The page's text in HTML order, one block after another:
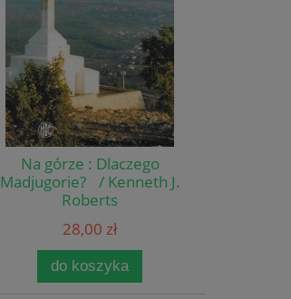
Na górze : Dlaczego
Madjugorie? / Kenneth J.
Roberts
28,00 zł
do koszyka